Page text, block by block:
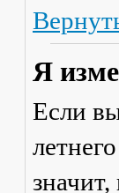
Я
Если